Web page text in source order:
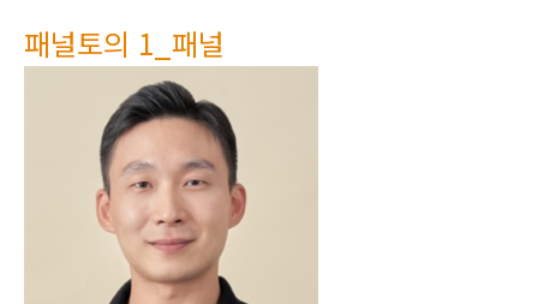
패널토의 1_패널